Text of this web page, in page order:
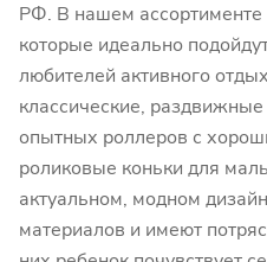
РФ. В нашем
которые идеально
любителей активного
классические,
опытных роллеров с
роликовые коньки для
актуальном, модном
материалов и имеют